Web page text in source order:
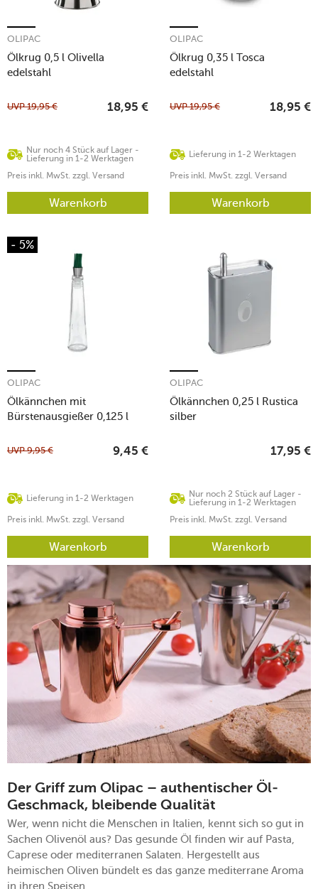
Ölkrug 0,5 l Olivella
edelstahl
OLIPAC
Nur noch 4 Stück auf Lager -
Lieferung in 1-2 Werktagen
UVP19,95 € 18,95 €
Preis inkl. MwSt. zzgl. Versand
Warenkorb
Ölkrug 0,35 l Tosca
edelstahl
OLIPAC
Lieferung in 1-2 Werktagen
UVP19,95 € 18,95 €
Preis inkl. MwSt. zzgl. Versand
Warenkorb
- 5%
Ölkännchen mit
Bürstenausgießer 0,125 l
OLIPAC
Lieferung in 1-2 Werktagen
UVP9,95 € 9,45 €
Preis inkl. MwSt. zzgl. Versand
Warenkorb
Ölkännchen 0,25 l Rustica
silber
OLIPAC
Nur noch 2 Stück auf Lager -
Lieferung in 1-2 Werktagen
17,95 €
Preis inkl. MwSt. zzgl. Versand
Warenkorb
Der Griff zum Olipac – authentischer Öl-
Geschmack, bleibende Qualität
Wer, wenn nicht die Menschen in Italien, kennt sich so gut in
Sachen Olivenöl aus? Das gesunde Öl finden wir auf Pasta,
Caprese oder mediterranen Salaten. Hergestellt aus
heimischen Oliven bündelt es das ganze mediterrane Aroma
in ihren Speisen.